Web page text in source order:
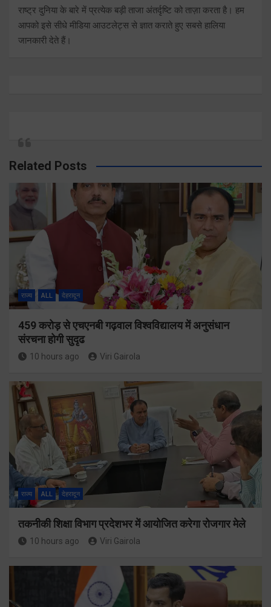
राष्ट्र दुनिया के बारे में प्रत्येक बड़ी ताजा अंतर्दृष्टि को ताज़ा करता है। हम
आपको इसे सीधे मीडिया आउटलेट्स से ज्ञात कराते हुए सबसे हालिया
जानकारी देते हैं।
Related Posts
राज्य ALL देहरादून
459 करोड़ से एचएनबी गढ़वाल विश्वविद्यालय में अनुसंधान
संरचना होगी सुदृढ
10 hours ago Viri Gairola
राज्य ALL देहरादून
तकनीकी शिक्षा विभाग प्रदेशभर में आयोजित करेगा रोजगार मेले
10 hours ago Viri Gairola